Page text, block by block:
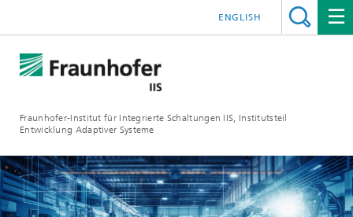
Fraunhofer-Institut für Integrierte Schaltungen IIS, Institutsteil
Entwicklung Adaptiver Systeme
ENGLISH